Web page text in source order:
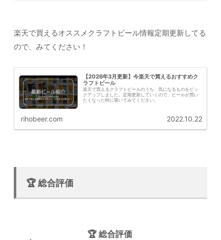
楽天で買えるオススメクラフトビール情報定期更新してる
ので、みてください！
【2026年3月更新】今楽天で買えるおすすめク
ラフトビール
楽天で買えるクラフトビールのうち、気になるものをピッ
クアップしました。定期更新していくので、ビールが買い
たくなった時に覗いてみてください。
rihobeer.com 2022.10.22
🏆 総合評価
🏆 総合評価